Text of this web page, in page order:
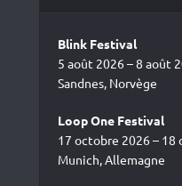
Blink Festival
5 août 2026 – 8 août
Sandnes, Norvège
Loop One Festival
17 octobre 2026 – 18
Munich, Allemagne